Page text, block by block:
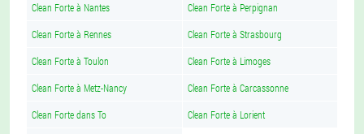
Clean Forte à Nantes Clean Forte à Perpignan
Clean Forte à Rennes Clean Forte à Strasbourg
Clean Forte à Toulon Clean Forte à Limoges
Clean Forte à Metz-Nancy Clean Forte à Carcassonne
Clean Forte dans To Clean Forte à Lorient